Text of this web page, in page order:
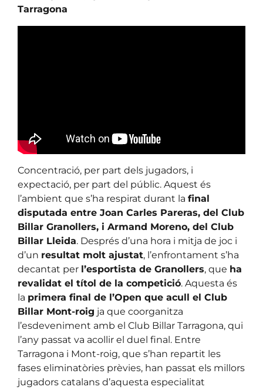
Tarragona
Concentració, per part dels jugadors, i
expectació, per part del públic. Aquest és
l’ambient que s’ha respirat durant la final
disputada entre Joan Carles Pareras, del Club
Billar Granollers, i Armand Moreno, del Club
Billar Lleida. Després d’una hora i mitja de joc i
d’un resultat molt ajustat, l’enfrontament s’ha
decantat per l’esportista de Granollers, que ha
revalidat el títol de la competició. Aquesta és
la primera final de l’Open que acull el Club
Billar Mont-roig ja que coorganitza
l’esdeveniment amb el Club Billar Tarragona, qui
l’any passat va acollir el duel final. Entre
Tarragona i Mont-roig, que s’han repartit les
fases eliminatòries prèvies, han passat els millors
jugadors catalans d’aquesta especialitat